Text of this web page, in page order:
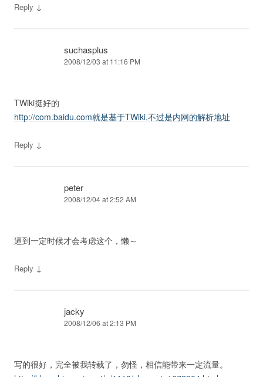
Reply ↓
suchasplus
2008/12/03 at 11:16 PM
TWiki挺好的
http://com.baidu.com就是基于TWiki,不过是内网的解析地址
Reply ↓
peter
2008/12/04 at 2:52 AM
逼到一定时候才会考虑这个，懒～
Reply ↓
jacky
2008/12/06 at 2:13 PM
写的很好，完全被我转载了，勿怪，相信能带来一定流量。